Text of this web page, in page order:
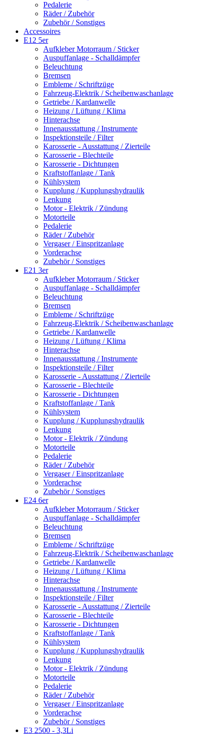
Pedalerie
Räder / Zubehör
Zubehör / Sonstiges
Accessoires
E12 5er
Aufkleber Motorraum / Sticker
Auspuffanlage - Schalldämpfer
Beleuchtung
Bremsen
Embleme / Schriftzüge
Fahrzeug-Elektrik / Scheibenwaschanlage
Getriebe / Kardanwelle
Heizung / Lüftung / Klima
Hinterachse
Innenausstattung / Instrumente
Inspektionsteile / Filter
Karosserie - Ausstattung / Zierteile
Karosserie - Blechteile
Karosserie - Dichtungen
Kraftstoffanlage / Tank
Kühlsystem
Kupplung / Kupplungshydraulik
Lenkung
Motor - Elektrik / Zündung
Motorteile
Pedalerie
Räder / Zubehör
Vergaser / Einspritzanlage
Vorderachse
Zubehör / Sonstiges
E21 3er
Aufkleber Motorraum / Sticker
Auspuffanlage - Schalldämpfer
Beleuchtung
Bremsen
Embleme / Schriftzüge
Fahrzeug-Elektrik / Scheibenwaschanlage
Getriebe / Kardanwelle
Heizung / Lüftung / Klima
Hinterachse
Innenausstattung / Instrumente
Inspektionsteile / Filter
Karosserie - Ausstattung / Zierteile
Karosserie - Blechteile
Karosserie - Dichtungen
Kraftstoffanlage / Tank
Kühlsystem
Kupplung / Kupplungshydraulik
Lenkung
Motor - Elektrik / Zündung
Motorteile
Pedalerie
Räder / Zubehör
Vergaser / Einspritzanlage
Vorderachse
Zubehör / Sonstiges
E24 6er
Aufkleber Motorraum / Sticker
Auspuffanlage - Schalldämpfer
Beleuchtung
Bremsen
Embleme / Schriftzüge
Fahrzeug-Elektrik / Scheibenwaschanlage
Getriebe / Kardanwelle
Heizung / Lüftung / Klima
Hinterachse
Innenausstattung / Instrumente
Inspektionsteile / Filter
Karosserie - Ausstattung / Zierteile
Karosserie - Blechteile
Karosserie - Dichtungen
Kraftstoffanlage / Tank
Kühlsystem
Kupplung / Kupplungshydraulik
Lenkung
Motor - Elektrik / Zündung
Motorteile
Pedalerie
Räder / Zubehör
Vergaser / Einspritzanlage
Vorderachse
Zubehör / Sonstiges
E3 2500 - 3,3Li